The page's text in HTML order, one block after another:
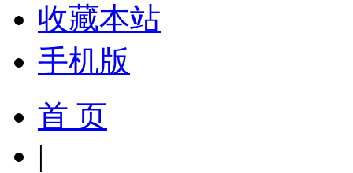
收藏本站
手机版
首 页
|